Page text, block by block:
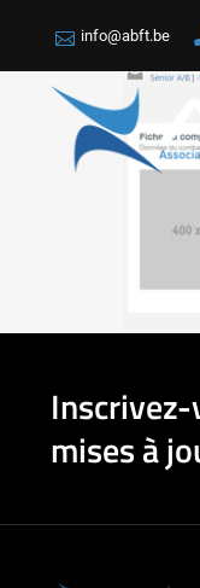
info@abft.be
mises à